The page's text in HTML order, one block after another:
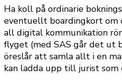
Ha koll på ordinarie
eventuellt boardingkort om
all digital kommunikation
flyget (med SAS går det ut
öreslår att samla allt i en
kan ladda upp till jurist